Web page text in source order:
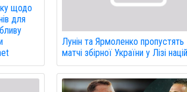
щодо
для
Лунін та Ярмоленко пропустять
матчі збірної України у Лізі